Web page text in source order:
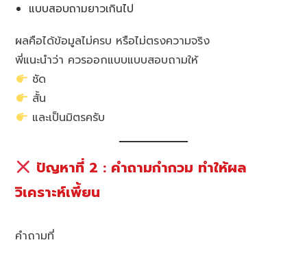
แบบสอบถามยาวเกินไป
ผลคือได้ข้อมูลไม่ครบ หรือไม่ตรงความจริง
พี่แนะนำว่า ควรออกแบบแบบสอบถามให้
ชัด
สั้น
และเป็นมิตรครับ
ปัญหาที่ 2 : คำถามกำกวม ทำให้ผล
วิเคราะห์เพี้ยน
คำถามที่